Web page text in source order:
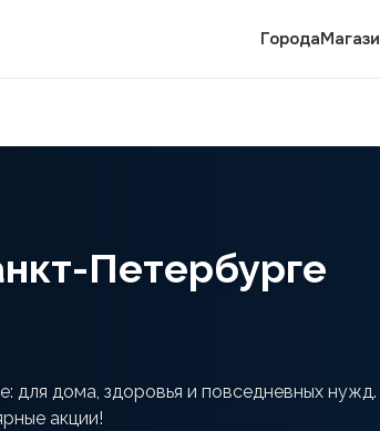
Города
Петербурге
дома, здоровья и повседневных нужд.
акции!